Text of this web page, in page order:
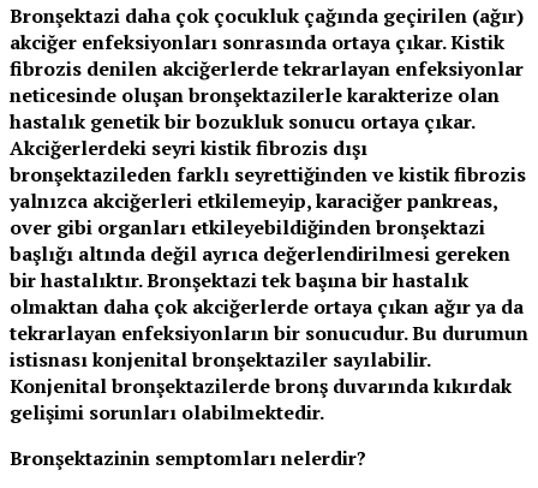
Bronşektazi daha çok çocukluk çağında geçirilen (ağır)
akciğer enfeksiyonları sonrasında ortaya çıkar. Kistik
fibrozis denilen akciğerlerde tekrarlayan enfeksiyonlar
neticesinde oluşan bronşektazilerle karakterize olan
hastalık genetik bir bozukluk sonucu ortaya çıkar.
Akciğerlerdeki seyri kistik fibrozis dışı
bronşektazileden farklı seyrettiğinden ve kistik fibrozis
yalnızca akciğerleri etkilemeyip, karaciğer pankreas,
over gibi organları etkileyebildiğinden bronşektazi
başlığı altında değil ayrıca değerlendirilmesi gereken
bir hastalıktır. Bronşektazi tek başına bir hastalık
olmaktan daha çok akciğerlerde ortaya çıkan ağır ya da
tekrarlayan enfeksiyonların bir sonucudur. Bu durumun
istisnası konjenital bronşektaziler sayılabilir.
Konjenital bronşektazilerde bronş duvarında kıkırdak
gelişimi sorunları olabilmektedir.
Bronşektazinin semptomları nelerdir?